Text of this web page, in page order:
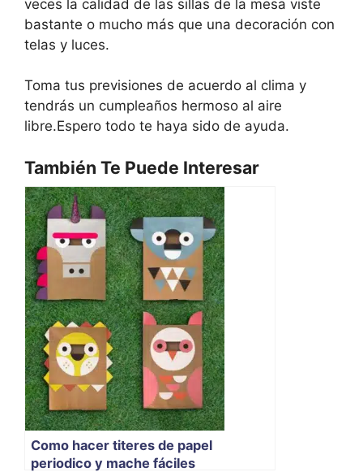
veces la calidad de las sillas de la mesa viste
bastante o mucho más que una decoración con
telas y luces.
Toma tus previsiones de acuerdo al clima y
tendrás un cumpleaños hermoso al aire
libre.Espero todo te haya sido de ayuda.
También Te Puede Interesar
Como hacer titeres de papel
periodico y mache fáciles